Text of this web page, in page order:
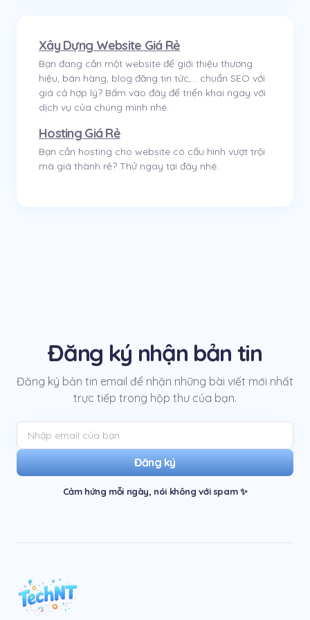
Xây Dựng Website Giá Rẻ
Bạn đang cần một website để giới thiệu thương
hiệu, bán hàng, blog đăng tin tức,... chuẩn SEO với
giá cả hợp lý? Bấm vào đây để triển khai ngay với
dịch vụ của chúng mình nhé.
Hosting Giá Rẻ
Bạn cần hosting cho website có cấu hình vượt trội
mà giá thành rẻ? Thử ngay tại đây nhé.
Đăng ký nhận bản tin
Đăng ký bản tin email để nhận những bài viết mới nhất
trực tiếp trong hộp thư của bạn.
Đăng ký
Cảm hứng mỗi ngày, nói không với spam ✨